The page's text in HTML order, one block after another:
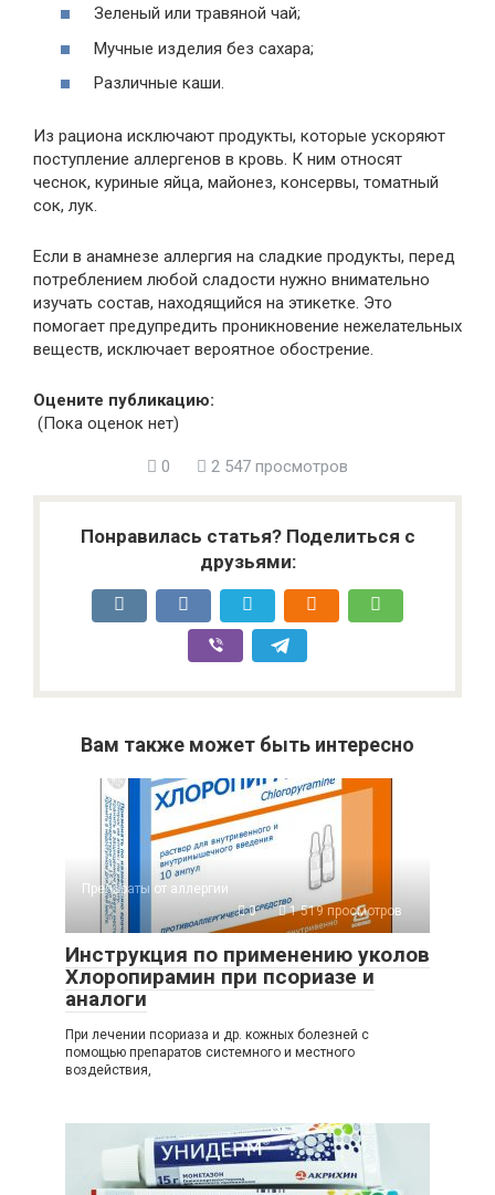
Зеленый или травяной чай;
Мучные изделия без сахара;
Различные каши.
Из рациона исключают продукты, которые ускоряют
поступление аллергенов в кровь. К ним относят
чеснок, куриные яйца, майонез, консервы, томатный
сок, лук.
Если в анамнезе аллергия на сладкие продукты, перед
потреблением любой сладости нужно внимательно
изучать состав, находящийся на этикетке. Это
помогает предупредить проникновение нежелательных
веществ, исключает вероятное обострение.
Оцените публикацию:
(Пока оценок нет)
0 2 547 просмотров
Понравилась статья? Поделиться с
друзьями:
Вам также может быть интересно
Препараты от аллергии
0
1 519 просмотров
Инструкция по применению уколов
Хлоропирамин при псориазе и
аналоги
При лечении псориаза и др. кожных болезней с
помощью препаратов системного и местного
воздействия,